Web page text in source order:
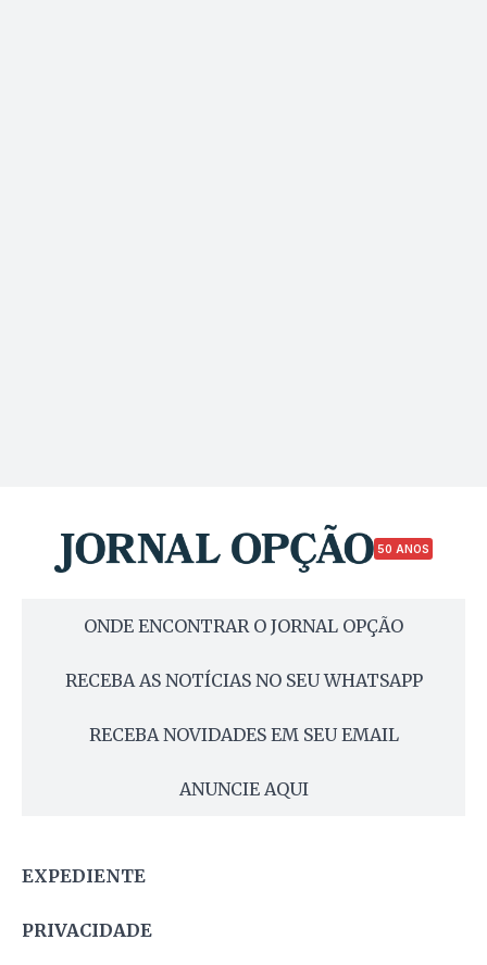
50 ANOS
ONDE ENCONTRAR O JORNAL OPÇÃO
RECEBA AS NOTÍCIAS NO SEU WHATSAPP
RECEBA NOVIDADES EM SEU EMAIL
ANUNCIE AQUI
EXPEDIENTE
PRIVACIDADE